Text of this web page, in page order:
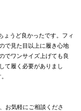
ょうど良かったです。フィ
で見た目以上に履き心地
でワンサイズ上げても良
て履く必要がありまし
お気軽にご相談くださ